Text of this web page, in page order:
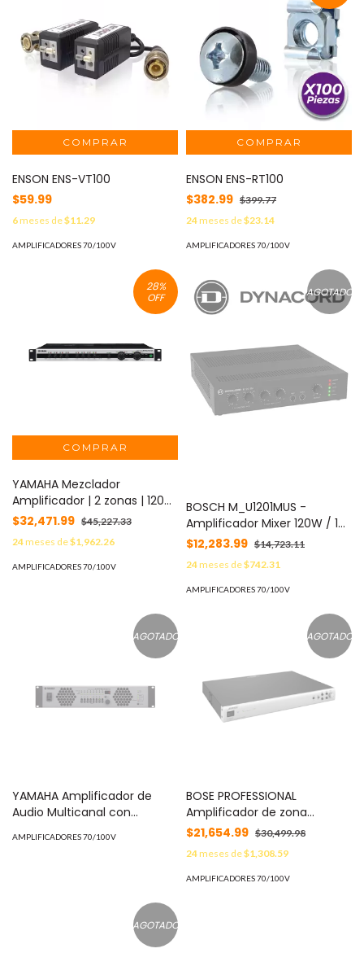
ENSON ENS-VT100
$59.99
6meses de$11.29
AMPLIFICADORES 70/100V
ENSON ENS-RT100
$382.99 $399.77
24meses de$23.14
AMPLIFICADORES 70/100V
28%
OFF
YAMAHA Mezclador
Amplificador | 2 zonas | 120w
a 70/100V | 100w a 8Ω | DSP
Integrado MOD: MA2120
$32,471.99 $45,227.33
24meses de$1,962.26
AMPLIFICADORES 70/100V
AGOTADO
BOSCH M_U1201MUS -
Amplificador Mixer 120W / 1
Canal / US
$12,283.99 $14,723.11
24meses de$742.31
AMPLIFICADORES 70/100V
AGOTADO
YAMAHA Amplificador de
Audio Multicanal con
8 Canales, 280W | 8 OHMS |
AMPLIFICADORES 70/100V
AGOTADO
BOSE PROFESSIONAL
Amplificador de zona
integrado | FreeSpace |
2x120W | 70/100V MOD:
IZA2120HZ
$21,654.99 $30,499.98
24meses de$1,308.59
AMPLIFICADORES 70/100V
AGOTADO